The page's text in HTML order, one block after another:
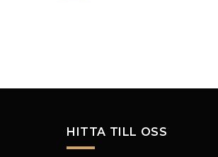
HITTA TILL OSS